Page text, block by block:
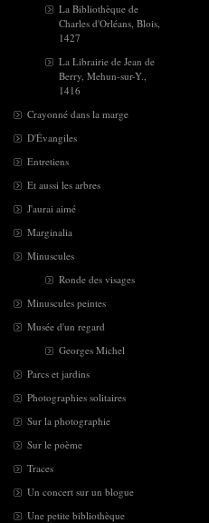
La Bibliothèque de
Charles d'Orléans, Blois,
1427
La Librairie de Jean de
Berry, Mehun-sur-Y.,
1416
Crayonné dans la marge
D'Évangiles
Entretiens
Et aussi les arbres
J'aurai aimé
Marginalia
Minuscules
Ronde des visages
Minuscules peintes
Musée d'un regard
Georges Michel
Parcs et jardins
Photographies solitaires
Sur la photographie
Sur le poème
Traces
Un concert sur un blogue
Une petite bibliothèque